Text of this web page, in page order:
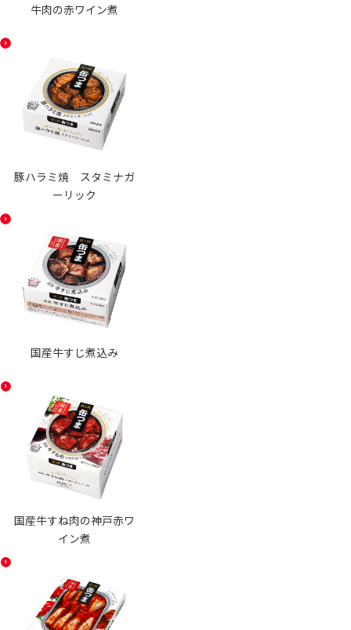
牛肉の赤ワイン煮
豚ハラミ焼 スタミナガ
ーリック
国産牛すじ煮込み
国産牛すね肉の神戸赤ワ
イン煮